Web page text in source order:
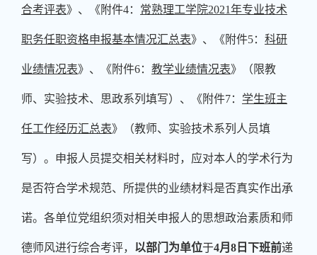
合考评表》、《附件4： 常熟理工学院2021年专业技术
职务任职资格申报基本情况汇总表》、《附件5： 科研
业绩情况表》、《附件6： 教学业绩情况表》（限教
师、实验技术、思政系列填写）、《附件7： 学生班主
任工作经历汇总表》（教师、实验技术系列人员填
写）。申报人员提交相关材料时，应对本人的学术行为
是否符合学术规范、所提供的业绩材料是否真实作出承
诺。各单位党组织须对相关申报人的思想政治素质和师
德师风进行综合考评， 以部门为单位于4月 8 日下班前递